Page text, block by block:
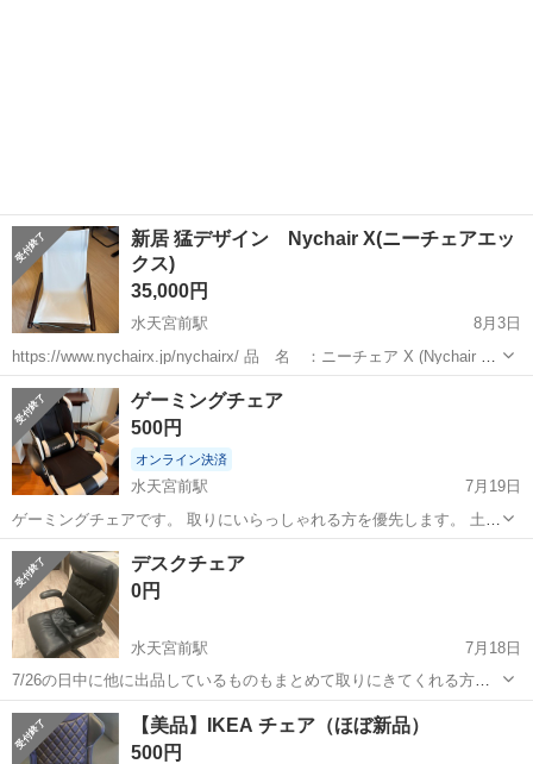
新居 猛デザイン Nychair X(ニーチェアエッ
クス)
35,000円
水天宮前駅
8月3日
https://www.nychairx.jp/nychairx/ 品 名 ：ニーチェア X (Nychair X)
購入時期：2022年8月 カラー ：白／肘掛けブラウン 【使用状況】 購
入後すぐに海外赴任になり、倉庫で...
東京 中央区 水天宮前駅
ゲーミングチェア
500円
オンライン決済
水天宮前駅
7月19日
ゲーミングチェアです。 取りにいらっしゃれる方を優先します。 土
日、もしくは平日21時以降 ご質問あれば気軽にどうぞ
東京 中央区 水天宮前駅
デスクチェア
0円
水天宮前駅
7月18日
7/26の日中に他に出品しているものもまとめて取りにきてくれる方を
優先にお譲りします。
東京 中央区 水天宮前駅 デスク
【美品】IKEA チェア（ほぼ新品）
500円